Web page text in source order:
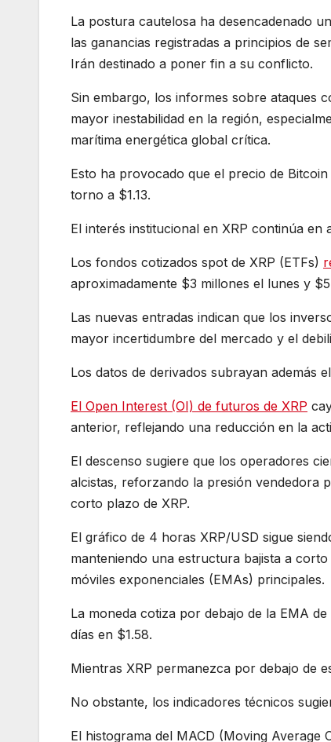
La postura cautelosa ha desencadenado
las ganancias registradas a principios de
Irán destinado a poner fin a su conflicto.
Sin embargo, los informes sobre ataques
mayor inestabilidad en la región,
marítima energética global crítica.
Esto ha provocado que el precio de
torno a $1.13.
El interés institucional en XRP continúa
Los fondos cotizados spot de XRP (ETFs)
aproximadamente $3 millones el lunes y
Las nuevas entradas indican que los
mayor incertidumbre del mercado y el
Los datos de derivados subrayan además
El Open Interest (OI) de futuros de XRP
anterior, reflejando una reducción en la
El descenso sugiere que los operadores
alcistas, reforzando la presión vendedora
corto plazo de XRP.
El gráfico de 4 horas XRP/USD sigue
manteniendo una estructura bajista a
móviles exponenciales (EMAs) principales.
La moneda cotiza por debajo de la EMA
días en $1.58.
Mientras XRP permanezca por debajo de
No obstante, los indicadores técnicos
El histograma del MACD (Moving